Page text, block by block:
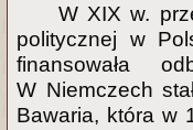
W XIX w.
politycznej w
finansowała
W Niemczech
Bawaria, która w